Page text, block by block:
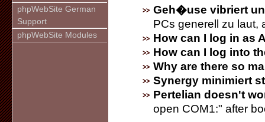
phpWebSite German
Support
phpWebSite Modules
Geh�use vibriert
PCs generell zu laut,
How can I log in as
How can I log into
Why are there so
Synergy minimiert
Pertelian doesn't
open COM1:" after